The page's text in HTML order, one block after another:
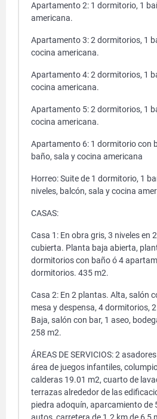
Apartamento 2: 1 dormitorio, 1
americana.
Apartamento 3: 2 dormitorios, 1
cocina americana.
Apartamento 4: 2 dormitorios, 1
cocina americana.
Apartamento 5: 2 dormitorios, 1
cocina americana.
Apartamento 6: 1 dormitorio con
baño, sala y cocina americana
Horreo: Suite de 1 dormitorio, 1
niveles, balcón, sala y cocina
CASAS:
Casa 1: En obra gris, 3 niveles en
cubierta. Planta baja abierta,
dormitorios con baño ó 4
dormitorios. 435 m2.
Casa 2: En 2 plantas. Alta, salón
mesa y despensa, 4 dormitorios,
Baja, salón con bar, 1 aseo,
258 m2.
ÁREAS DE SERVICIOS: 2
área de juegos infantiles,
calderas 19.01 m2, cuarto de
terrazas alrededor de las
piedra adoquín, aparcamiento de